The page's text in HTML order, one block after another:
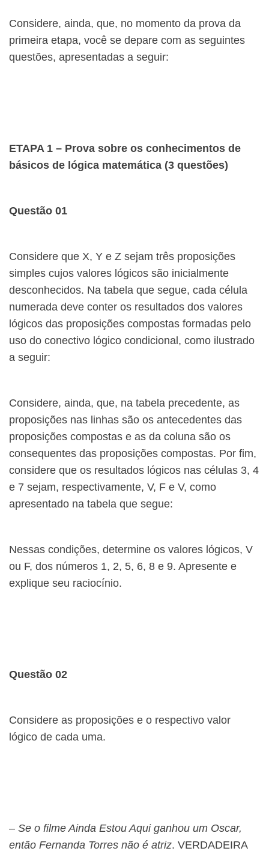
Considere, ainda, que, no momento da prova da
primeira etapa, você se depare com as seguintes
questões, apresentadas a seguir:
ETAPA 1 – Prova sobre os conhecimentos de
básicos de lógica matemática (3 questões)
Questão 01
Considere que X, Y e Z sejam três proposições
simples cujos valores lógicos são inicialmente
desconhecidos. Na tabela que segue, cada célula
numerada deve conter os resultados dos valores
lógicos das proposições compostas formadas pelo
uso do conectivo lógico condicional, como ilustrado
a seguir:
​Considere, ainda, que, na tabela precedente, as
proposições nas linhas são os antecedentes das
proposições compostas e as da coluna são os
consequentes das proposições compostas. Por fim,
considere que os resultados lógicos nas células 3, 4
e 7 sejam, respectivamente, V, F e V, como
apresentado na tabela que segue:
​Nessas condições, determine os valores lógicos, V
ou F, dos números 1, 2, 5, 6, 8 e 9. Apresente e
explique seu raciocínio.
Questão 02
Considere as proposições e o respectivo valor
lógico de cada uma.
– Se o filme Ainda Estou Aqui ganhou um Oscar,
então Fernanda Torres não é atriz. VERDADEIRA